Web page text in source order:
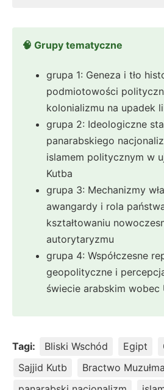
🧠 Grupy tematyczne
grupa 1: Geneza i tło
podmiotowości
kolonializmu na upadek
grupa 2: Ideologiczne
panarabskiego
islamem politycznym w
Kutba
grupa 3: Mechanizmy
awangardy i rola
kształtowaniu
autorytaryzmu
grupa 4: Współczesne
geopolityczne i
świecie arabskim wobec
Tagi: Bliski Wschód Egipt
Sajjid Kutb
Bractwo